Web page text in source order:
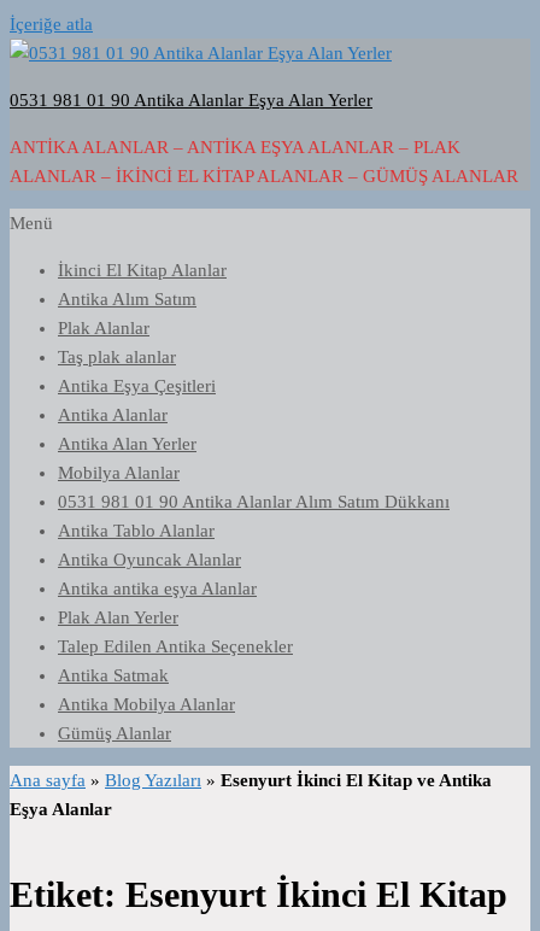
İçeriğe atla
0531 981 01 90 Antika Alanlar Eşya Alan Yerler
ANTIKA ALANLAR – ANTIKA EŞYA ALANLAR – PLAK
ALANLAR – İKINCI EL KITAP ALANLAR – GÜMÜŞ ALANLAR
Menü
İkinci El Kitap Alanlar
Antika Alım Satım
Plak Alanlar
Taş plak alanlar
Antika Eşya Çeşitleri
Antika Alanlar
Antika Alan Yerler
Mobilya Alanlar
0531 981 01 90 Antika Alanlar Alım Satım Dükkanı
Antika Tablo Alanlar
Antika Oyuncak Alanlar
Antika antika eşya Alanlar
Plak Alan Yerler
Talep Edilen Antika Seçenekler
Antika Satmak
Antika Mobilya Alanlar
Gümüş Alanlar
Ana sayfa » Blog Yazıları » Esenyurt İkinci El Kitap ve Antika
Eşya Alanlar
Etiket: Esenyurt İkinci El Kitap